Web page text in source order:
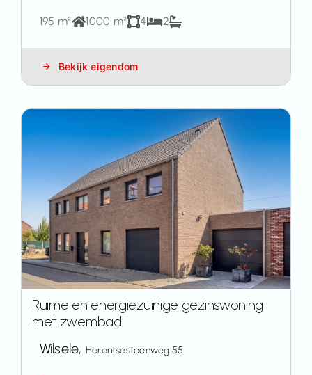
195 m² 1000 m² 4 2
Bekijk eigendom
Ruime en energiezuinige gezinswoning
met zwembad
Wilsele, Herentsesteenweg 55